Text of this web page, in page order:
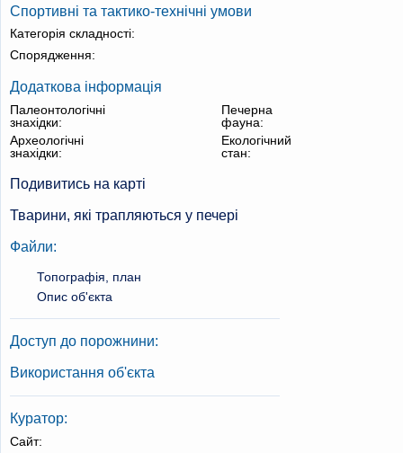
Спортивні та тактико-технічні умови
Категорія складності:
Спорядження:
Додаткова інформація
Палеонтологічні
знахідки:
Печерна
фауна:
Археологічні
знахідки:
Екологічний
стан:
Подивитись на карті
Тварини, які трапляються у печері
Файли:
Топографія, план
Опис об'єкта
Доступ до порожнини:
Використання об'єкта
Куратор:
Сайт: